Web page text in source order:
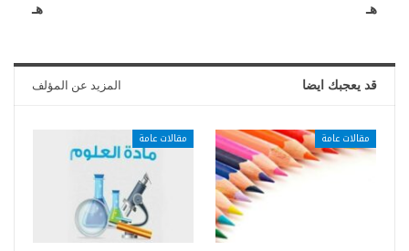
هـ
هـ
قد يعجبك ايضا المزيد عن المؤلف
مقالات عامة مقالات عامة